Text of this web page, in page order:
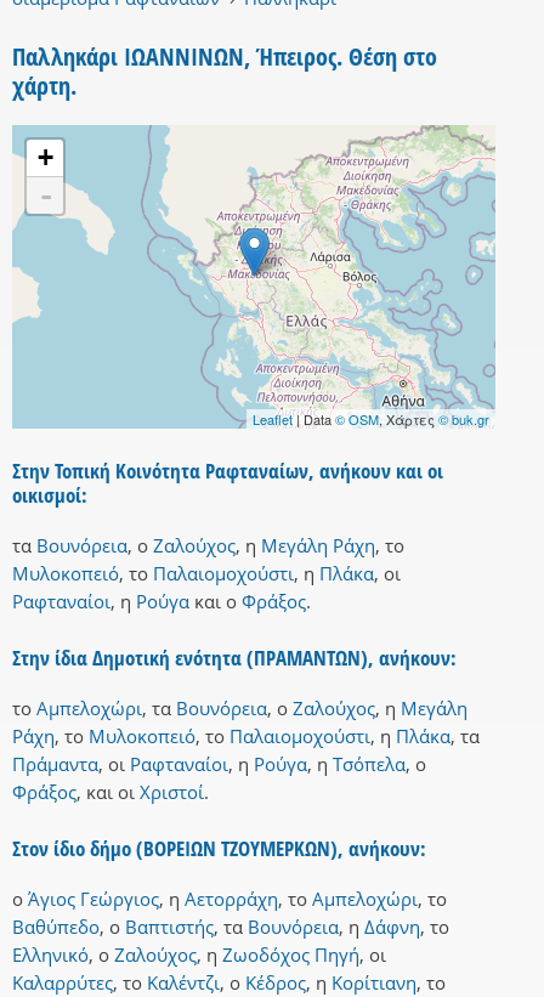
Παλληκάρι ΙΩΑΝΝΙΝΩΝ, Ήπειρος. Θέση στο
χάρτη.
+
-
Leaflet| Data© OSM, Χάρτες© buk.gr
Στην Τοπική Κοινότητα Ραφταναίων, ανήκουν και οι
οικισμοί:
τα Βουνόρεια, ο Ζαλούχος, η Μεγάλη Ράχη, το
Μυλοκοπειό, το Παλαιομοχούστι, η Πλάκα, οι
Ραφταναίοι, η Ρούγα και ο Φράξος.
Στην ίδια Δημοτική ενότητα (ΠΡΑΜΑΝΤΩΝ), ανήκουν:
το Αμπελοχώρι, τα Βουνόρεια, ο Ζαλούχος, η Μεγάλη
Ράχη, το Μυλοκοπειό, το Παλαιομοχούστι, η Πλάκα, τα
Πράμαντα, οι Ραφταναίοι, η Ρούγα, η Τσόπελα, ο
Φράξος, και οι Χριστοί.
Στον ίδιο δήμο (ΒΟΡΕΙΩΝ ΤΖΟΥΜΕΡΚΩΝ), ανήκουν:
ο Άγιος Γεώργιος, η Αετορράχη, το Αμπελοχώρι, το
Βαθύπεδο, ο Βαπτιστής, τα Βουνόρεια, η Δάφνη, το
Ελληνικό, ο Ζαλούχος, η Ζωοδόχος Πηγή, οι
Καλαρρύτες, το Καλέντζι, ο Κέδρος, η Κορίτιανη, το